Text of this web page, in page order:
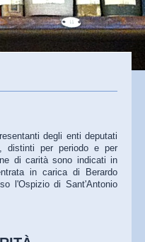
degli enti deputati
distinti per periodo e per
di carità sono indicati in
in carica di Berardo
l'Ospizio di Sant'Antonio